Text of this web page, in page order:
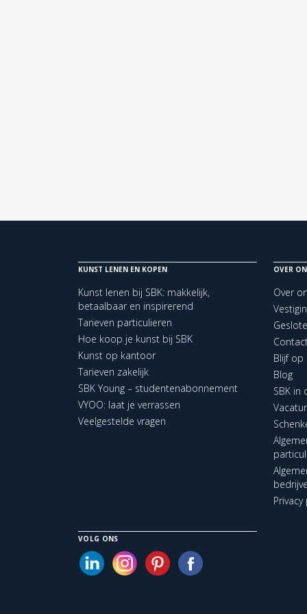
KUNST LENEN EN KOPEN
Kunst lenen bij SBK: makkelijk,
betaalbaar en inspirerend
Tarieven particulieren
Hoe koop je kunst bij SBK
Kunst op kantoor
Tarieven zakelijk
SBK Young – studentenabonnement
VYOO: laat je verrassen
Veelgestelde vragen
OVER
Over
Blijf op
Blog
SBK in
VOLG ONS